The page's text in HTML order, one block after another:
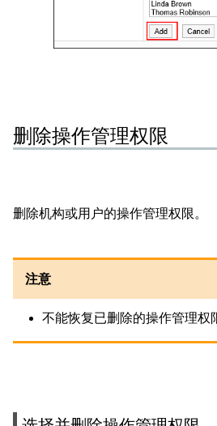
删除操作管理权限
删除机构或用户的操作管理权限。
注意
不能恢复已删除的操作管理权